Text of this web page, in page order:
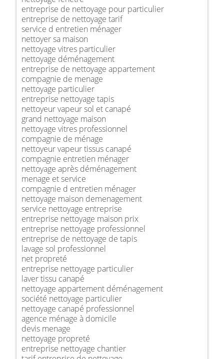
entreprise de nettoyage pour particulier
entreprise de nettoyage tarif
service d entretien ménager
nettoyer sa maison
nettoyage vitres particulier
nettoyage déménagement
entreprise de nettoyage appartement
compagnie de menage
nettoyage particulier
entreprise nettoyage tapis
nettoyeur vapeur sol et canapé
grand nettoyage maison
nettoyage vitres professionnel
compagnie de ménage
nettoyeur vapeur tissus canapé
compagnie entretien ménager
nettoyage après déménagement
menage et service
compagnie d entretien ménager
nettoyage maison demenagement
service nettoyage entreprise
entreprise nettoyage maison prix
entreprise nettoyage professionnel
entreprise de nettoyage de tapis
lavage sol professionnel
net propreté
entreprise nettoyage particulier
laver tissu canapé
nettoyage appartement déménagement
société nettoyage particulier
nettoyage canapé professionnel
agence ménage à domicile
devis menage
nettoyage propreté
entreprise nettoyage chantier